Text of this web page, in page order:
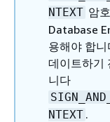
NTEXT 암
Database
용해야 합
데이트하기
니다
NTEXT .